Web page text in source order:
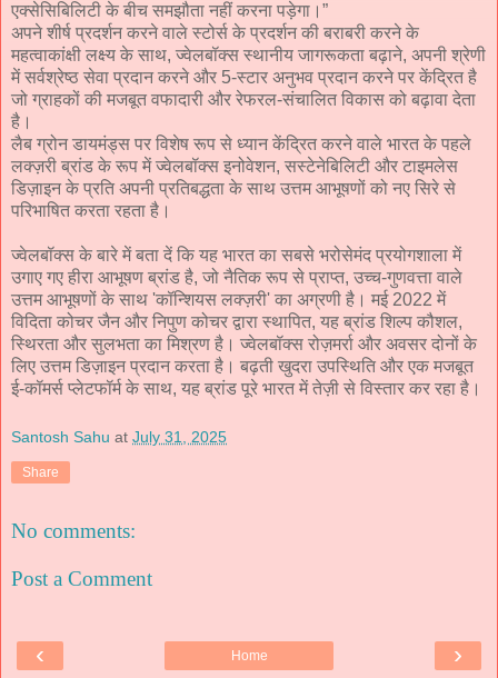
एक्सेसिबिलिटी के बीच समझौता नहीं करना पड़ेगा।”
अपने शीर्ष प्रदर्शन करने वाले स्टोर्स के प्रदर्शन की बराबरी करने के
महत्वाकांक्षी लक्ष्य के साथ, ज्वेलबॉक्स स्थानीय जागरूकता बढ़ाने, अपनी श्रेणी
में सर्वश्रेष्ठ सेवा प्रदान करने और 5-स्टार अनुभव प्रदान करने पर केंद्रित है
जो ग्राहकों की मजबूत वफादारी और रेफरल-संचालित विकास को बढ़ावा देता
है।
लैब ग्रोन डायमंड्स पर विशेष रूप से ध्यान केंद्रित करने वाले भारत के पहले
लक्ज़री ब्रांड के रूप में ज्वेलबॉक्स इनोवेशन, सस्टेनेबिलिटी और टाइमलेस
डिज़ाइन के प्रति अपनी प्रतिबद्धता के साथ उत्तम आभूषणों को नए सिरे से
परिभाषित करता रहता है।
ज्वेलबॉक्स के बारे में बता दें कि यह भारत का सबसे भरोसेमंद प्रयोगशाला में
उगाए गए हीरा आभूषण ब्रांड है, जो नैतिक रूप से प्राप्त, उच्च-गुणवत्ता वाले
उत्तम आभूषणों के साथ 'कॉन्शियस लक्ज़री' का अग्रणी है। मई 2022 में
विदिता कोचर जैन और निपुण कोचर द्वारा स्थापित, यह ब्रांड शिल्प कौशल,
स्थिरता और सुलभता का मिश्रण है। ज्वेलबॉक्स रोज़मर्रा और अवसर दोनों के
लिए उत्तम डिज़ाइन प्रदान करता है। बढ़ती खुदरा उपस्थिति और एक मजबूत
ई-कॉमर्स प्लेटफॉर्म के साथ, यह ब्रांड पूरे भारत में तेज़ी से विस्तार कर रहा है।
Santosh Sahu at July 31, 2025
Share
No comments:
Post a Comment
‹ ›
Home